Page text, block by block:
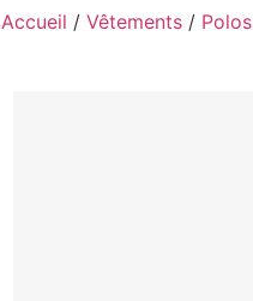
Accueil / Vêtements / Polos